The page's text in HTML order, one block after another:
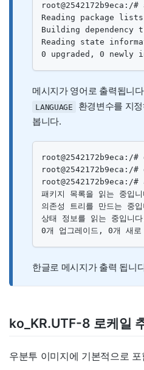
Reading package
Building dependency
Reading state
0 upgraded, 0 newly
메시지가 영어로 출력됩니
LANGUAGE 환경변수를 지
봅니다.
root@2542172b9eca:/#
root@2542172b9eca:/#
패키지 목록을 읽는 중입
의존성 트리를 만드는 중입
상태 정보를 읽는 중입니
0개 업그레이드, 0개 새
한글로 메시지가 출력 됩니
ko_KR.UTF-8 로케일
우분투 이미지에 기본적으로